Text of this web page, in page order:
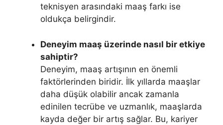
teknisyen arasındaki maaş farkı ise
oldukça belirgindir.
Deneyim maaş üzerinde nasıl bir etkiye
sahiptir?
Deneyim, maaş artışının en önemli
faktörlerinden biridir. İlk yıllarda maaşlar
daha düşük olabilir ancak zamanla
edinilen tecrübe ve uzmanlık, maaşlarda
kayda değer bir artış sağlar. Bu, kariyer